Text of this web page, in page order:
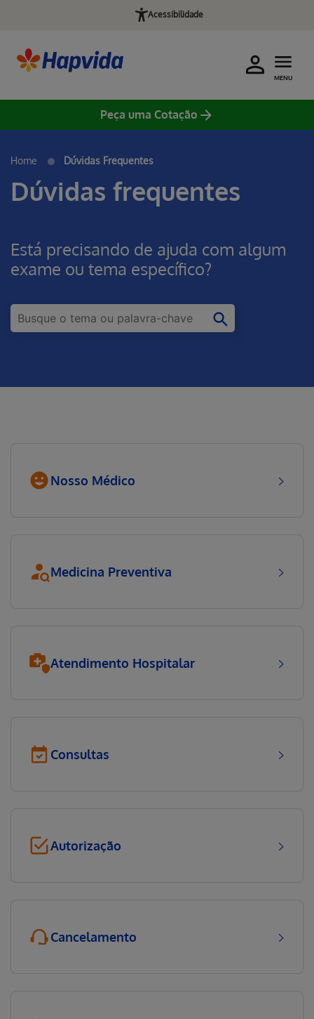
Acessibilidade
MENU
Peça uma Cotação
Home Dúvidas Frequentes
Dúvidas frequentes
Está precisando de ajuda com algum
exame ou tema específico?
Nosso Médico
Medicina Preventiva
Atendimento Hospitalar
Consultas
Autorização
Cancelamento